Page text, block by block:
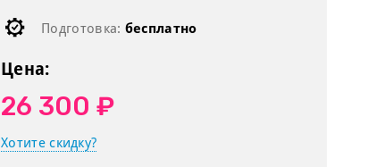
Подготовка: бесплатно
Цена:
26 300 ₽
Хотите скидку?